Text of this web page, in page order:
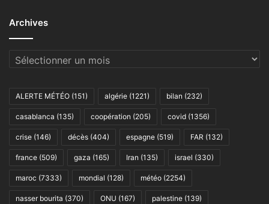
Archives
Archives
ALERTE MÉTÉO (151) algérie (1221) bilan (232)
casablanca (135) coopération (205) covid (1356)
crise (146) décès (404) espagne (519) FAR (132)
france (509) gaza (165) Iran (135) israel (330)
maroc (7333) mondial (128) météo (2254)
nasser bourita (370) ONU (167) palestine (139)